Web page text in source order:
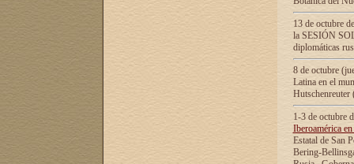
13 de octubre
la SESIÓN
diplomáticas
8 de octubre
Latina en el
1-3 de octubre
Iberoamérica
Estatal de San
Bering-